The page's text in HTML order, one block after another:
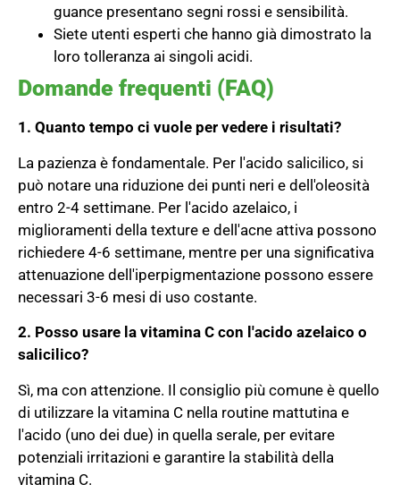
guance presentano segni rossi e sensibilità.
Siete utenti esperti che hanno già dimostrato la
loro tolleranza ai singoli acidi.
Domande frequenti (FAQ)
1. Quanto tempo ci vuole per vedere i risultati?
La pazienza è fondamentale. Per l'acido salicilico, si
può notare una riduzione dei punti neri e dell'oleosità
entro 2-4 settimane. Per l'acido azelaico, i
miglioramenti della texture e dell'acne attiva possono
richiedere 4-6 settimane, mentre per una significativa
attenuazione dell'iperpigmentazione possono essere
necessari 3-6 mesi di uso costante.
2. Posso usare la vitamina C con l'acido azelaico o
salicilico?
Sì, ma con attenzione. Il consiglio più comune è quello
di utilizzare la vitamina C nella routine mattutina e
l'acido (uno dei due) in quella serale, per evitare
potenziali irritazioni e garantire la stabilità della
vitamina C.